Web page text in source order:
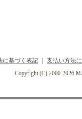
に基づく表記
支払い方法
Copyright (C) 2000-2026